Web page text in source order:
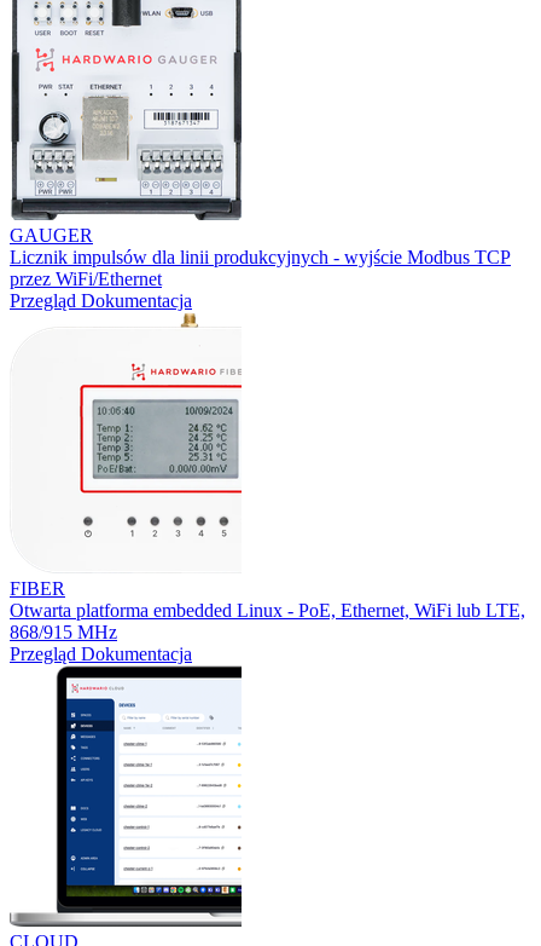
GAUGER
Licznik impulsów dla linii produkcyjnych - wyjście Modbus TCP
przez WiFi/Ethernet
Przegląd Dokumentacja
FIBER
Otwarta platforma embedded Linux - PoE, Ethernet, WiFi lub LTE,
868/915 MHz
Przegląd Dokumentacja
CLOUD